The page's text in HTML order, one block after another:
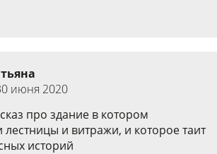
июня 2020
про здание в котором
лестницы и витражи, и которое таит
историй